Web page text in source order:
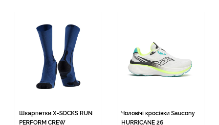
Шкарпетки X-SOCKS RUN
PERFORM CREW
Чоловічі кросівки Saucony
HURRICANE 26